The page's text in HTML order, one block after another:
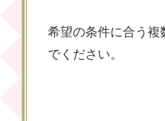
希望の条件に合う
でください。